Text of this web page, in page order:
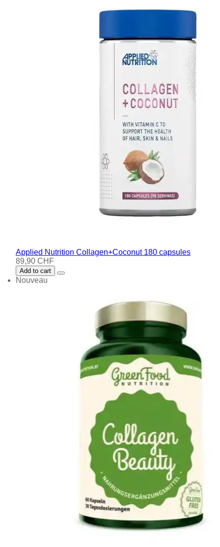
Applied Nutrition Collagen+Coconut 180 capsules
89,90 CHF
Add to cart
Nouveau